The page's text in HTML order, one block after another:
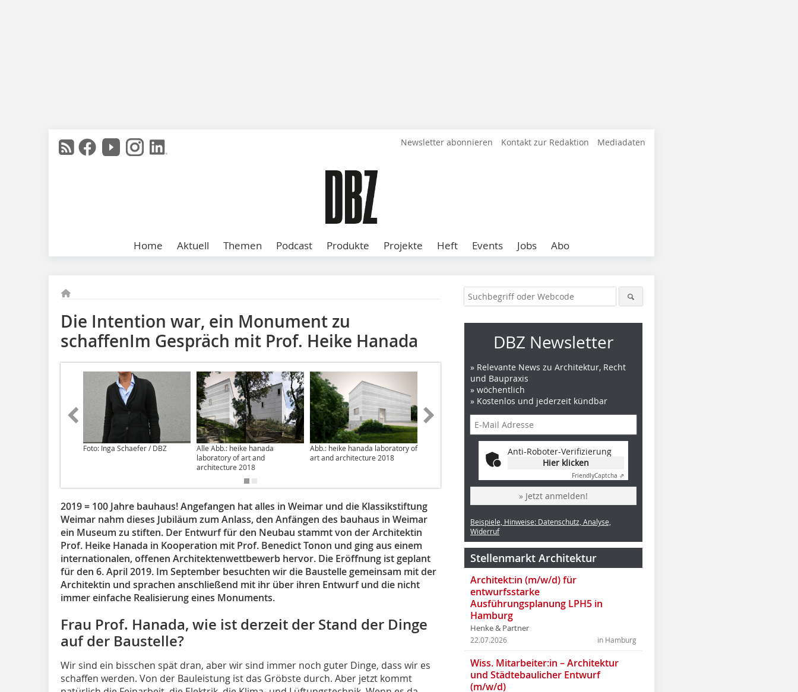
Newsletter abonnieren Kontakt zur Redaktion Mediadaten
Home Aktuell Themen Podcast Produkte Projekte Heft Events Jobs Abo
Die Intention war, ein Monument zu
schaffenIm Gespräch mit Prof. Heike Hanada
Foto: Inga Schaefer / DBZ
Alle Abb.: heike hanada
laboratory of art and
architecture 2018
Abb.: heike hanada laboratory of
art and architecture 2018
Abb.: heike hanada laboratory of
art and architecture 2018
Visualisierung: Tomás Saraceno
2019 = 100 Jahre bauhaus! Angefangen hat alles in Weimar und die Klassikstiftung
Weimar nahm dieses Jubiläum zum Anlass, den Anfängen des bauhaus in Weimar
ein Museum zu stiften. Der Entwurf für den Neubau stammt von der Architektin
Prof. Heike Hanada in Kooperation mit Prof. Benedict Tonon und ging aus einem
internationalen, offenen Architektenwettbewerb hervor. Die Eröffnung ist geplant
für den 6. April 2019. Im September besuchten wir die Baustelle gemeinsam mit der
Architektin und sprachen anschließend mit ihr über ihren Entwurf und die nicht
immer einfache Realisierung eines Monuments.
Frau Prof. Hanada, wie ist derzeit der Stand der Dinge
auf der Baustelle?
Wir sind ein bisschen spät dran, aber wir sind immer noch guter Dinge, dass wir es
schaffen werden. Von der Bauleistung ist das Gröbste durch. Aber jetzt kommt
DBZ Newsletter
» Relevante News zu Architektur, Recht
und Baupraxis
» wöchentlich
» Kostenlos und jederzeit kündbar
Anti-Roboter-Verifizierung
Hier klicken
FriendlyCaptcha ⇗
» Jetzt anmelden!
Beispiele, Hinweise: Datenschutz, Analyse,
Widerruf
Stellenmarkt Architektur
Architekt:in (m/w/d) für
entwurfsstarke
Ausführungsplanung LPH5 in
Hamburg
Henke & Partner
in Hamburg
22.07.2026
Wiss. Mitarbeiter:in – Architektur
und Städtebaulicher Entwurf
(m/w/d)